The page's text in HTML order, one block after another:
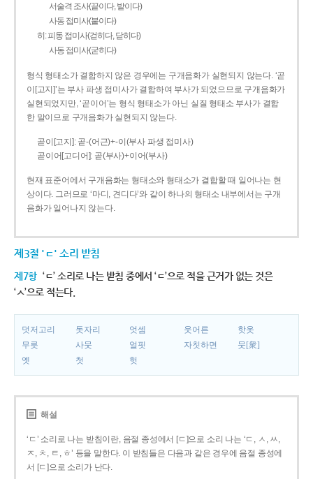
서술격 조사(끝이다, 밭이다)
사동 접미사(붙이다)
히: 피동 접미사(걷히다, 닫히다)
사동 접미사(굳히다)
형식 형태소가 결합하지 않은 경우에는 구개음화가 실현되지 않는다. ‘곧
이[고지]’는 부사 파생 접미사가 결합하여 부사가 되었으므로 구개음화가
실현되었지만, ‘곧이어’는 형식 형태소가 아닌 실질 형태소 부사가 결합
한 말이므로 구개음화가 실현되지 않는다.
곧이[고지]: 곧-­(어근)+­-이(부사 파생 접미사)
곧이어[고디어]: 곧(부사)+이어(부사)
현재 표준어에서 구개음화는 형태소와 형태소가 결합할 때 일어나는 현
상이다. 그러므로 ‘마디, 견디다’와 같이 하나의 형태소 내부에서는 구개
음화가 일어나지 않는다.
제3절 'ㄷ' 소리 받침
제7항 ‘ㄷ’ 소리로 나는 받침 중에서 ‘ㄷ’으로 적을 근거가 없는 것은
‘ㅅ’으로 적는다.
덧저고리 돗자리 엇셈 웃어른
핫옷
무릇
사뭇 얼핏 자칫하면
뭇[衆]
옛
첫 헛
해설
‘ㄷ’ 소리로 나는 받침이란, 음절 종성에서 [ㄷ]으로 소리 나는 ‘ㄷ, ㅅ, ㅆ,
ㅈ, ㅊ, ㅌ, ㅎ’ 등을 말한다. 이 받침들은 다음과 같은 경우에 음절 종성에
서 [ㄷ]으로 소리가 난다.